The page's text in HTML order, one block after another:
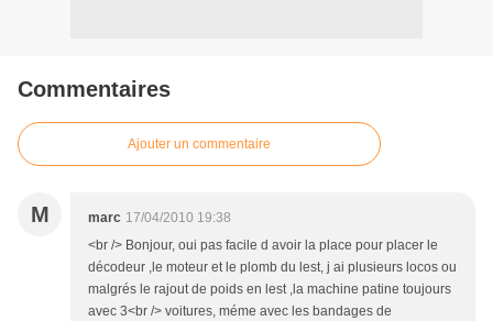
Commentaires
Ajouter un commentaire
M marc 17/04/2010 19:38
<br /> Bonjour, oui pas facile d avoir la place pour placer le
décodeur ,le moteur et le plomb du lest, j ai plusieurs locos ou
malgrés le rajout de poids en lest ,la machine patine toujours
avec 3<br /> voitures, méme avec les bandages de